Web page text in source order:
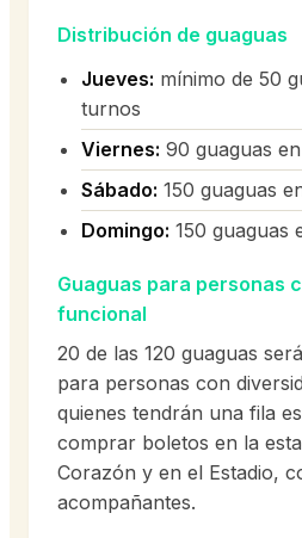
Distribución de guaguas
Jueves: mínimo de 50
turnos
Viernes: 90 guaguas
Sábado: 150 guaguas
Domingo: 150 guaguas
Guaguas para personas
funcional
20 de las 120 guaguas
para personas con
quienes tendrán una fila
comprar boletos en la
Corazón y en el Estadio,
acompañantes.